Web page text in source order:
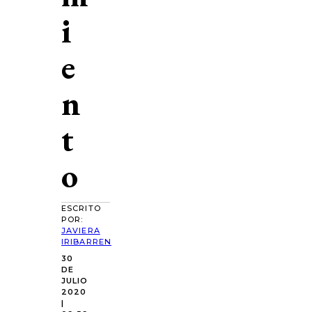
i
e
n
t
o
ESCRITO
POR:
JAVIERA
IRIBARREN
30
DE
JULIO
2020
|